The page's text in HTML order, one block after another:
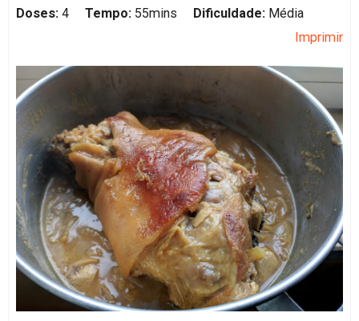
Doses: 4 Tempo: 55mins Dificuldade: Média
Imprimir